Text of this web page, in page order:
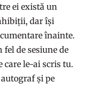
ei există un
dar își
înainte.
de sesiune de
care le-ai scris tu.
și pe